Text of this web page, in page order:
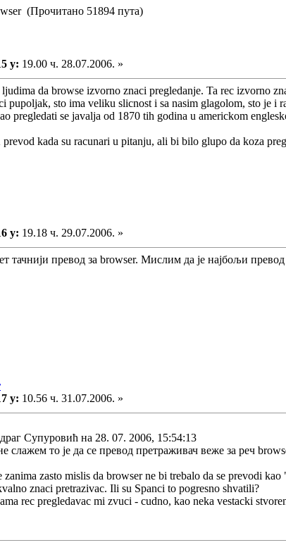
(Прочитано 51894 пута)
у: 19.00 ч. 28.07.2006. »
da browse izvorno znaci pregledanje. Ta rec izvorno
pupoljak, sto ima veliku slicnost i sa nasim glagolom, sto je
pregledati se javalja od 1870 tih godina u americkom
kada su racunari u pitanju, ali bi bilo glupo da koza
у: 19.18 ч. 29.07.2006. »
тачнији превод за browser. Мислим да је најбољи
у: 10.56 ч. 31.07.2006. »
Супуровић на 28. 07. 2006, 15:54:13
слажем то је да се превод претраживач веже за реч
zanima zasto mislis da browser ne bi trebalo da se prevodi
znaci pretrazivac. Ili su Spanci to pogresno shvatili?
rec pregledavac mi zvuci - cudno, kao neka vestacki